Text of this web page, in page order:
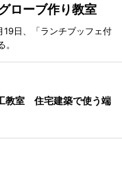
ローブ作り教室
19日、「ランチブッフェ付
教室 住宅建築で使う端